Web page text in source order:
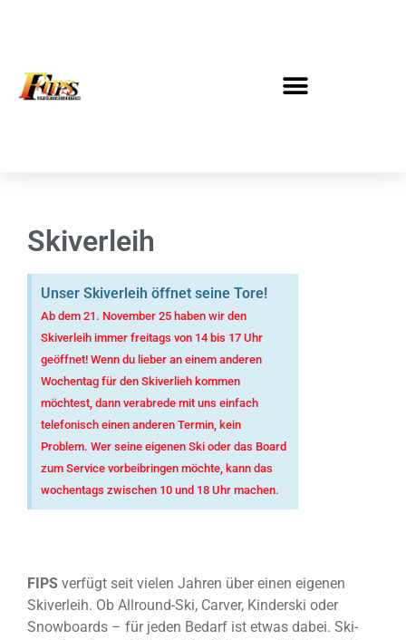
Skiverleih
Unser Skiverleih öffnet seine Tore!
Ab dem 21. November 25 haben wir den
Skiverleih immer freitags von 14 bis 17 Uhr
geöffnet! Wenn du lieber an einem anderen
Wochentag für den Skiverlieh kommen
möchtest, dann verabrede mit uns einfach
telefonisch einen anderen Termin, kein
Problem. Wer seine eigenen Ski oder das Board
zum Service vorbeibringen möchte, kann das
wochentags zwischen 10 und 18 Uhr machen.
FIPS verfügt seit vielen Jahren über einen eigenen
Skiverleih. Ob Allround-Ski, Carver, Kinderski oder
Snowboards – für jeden Bedarf ist etwas dabei. Ski-